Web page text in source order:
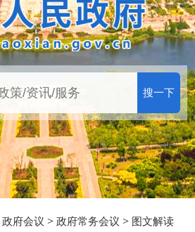
搜一下
政府会议 > 政府常务会议 > 图文解读